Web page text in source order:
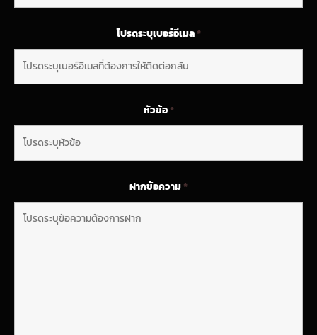
โปรดระบุเบอร์อีเมล*
หัวข้อ*
ฝากข้อความ*